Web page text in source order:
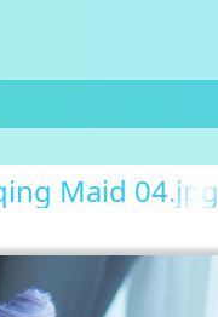
Maid 04.jpg